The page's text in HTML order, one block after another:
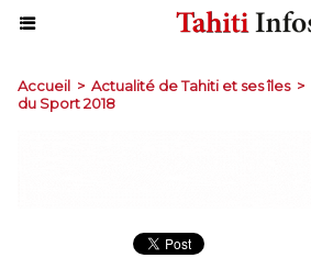
Accueil > Actualité de Tahiti et ses îles >
du Sport 2018